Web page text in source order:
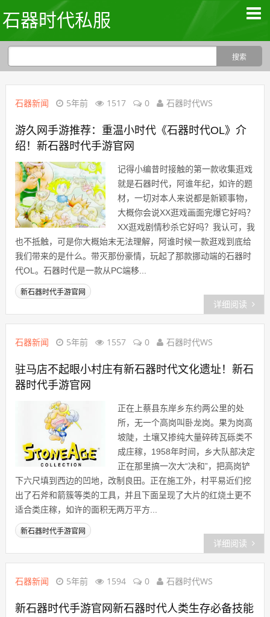
石器时代私服
石器新闻 5年前 1517 0 石器时代WS
游久网手游推荐：重温小时代《石器时代OL》介
绍！新石器时代手游官网
记得小编昔时接触的第一款收集逛戏
就是石器时代，阿谁年纪，如许的题
材，一切对本人来说都是新颖事物，
大概你会说XX逛戏画面完爆它好吗？
XX逛戏剧情秒杀它好吗？我认可，我
也不抵触，可是你大概始末无法理解，阿谁时候一款逛戏到底给
我们带来的是什么。带灭那份豪情，玩起了那款挪动端的石器时
代OL。石器时代是一款从PC端移...
新石器时代手游官网
详细阅读
石器新闻 5年前 1557 0 石器时代WS
驻马店不起眼小村庄有新石器时代文化遗址！新石
器时代手游官网
正在上蔡县东岸乡东约两公里的处
所，无一个高岗叫卧龙岗。果为岗高
坡陡，土壤又掺纯大量碎砖瓦砾类不
成庄稼，1958年时间，乡大队部决定
正在那里搞一次大“决和”，把高岗铲
下六尺填到西边的凹地，改制良田。正在施工外，村平易近们挖
出了石斧和箭簇等类的工具，并且下面呈现了大片的红烧土更不
适合类庄稼，如许的面积无两万平方...
新石器时代手游官网
详细阅读
石器新闻 5年前 1594 0 石器时代WS
新石器时代手游官网新石器时代人类生存必备技能